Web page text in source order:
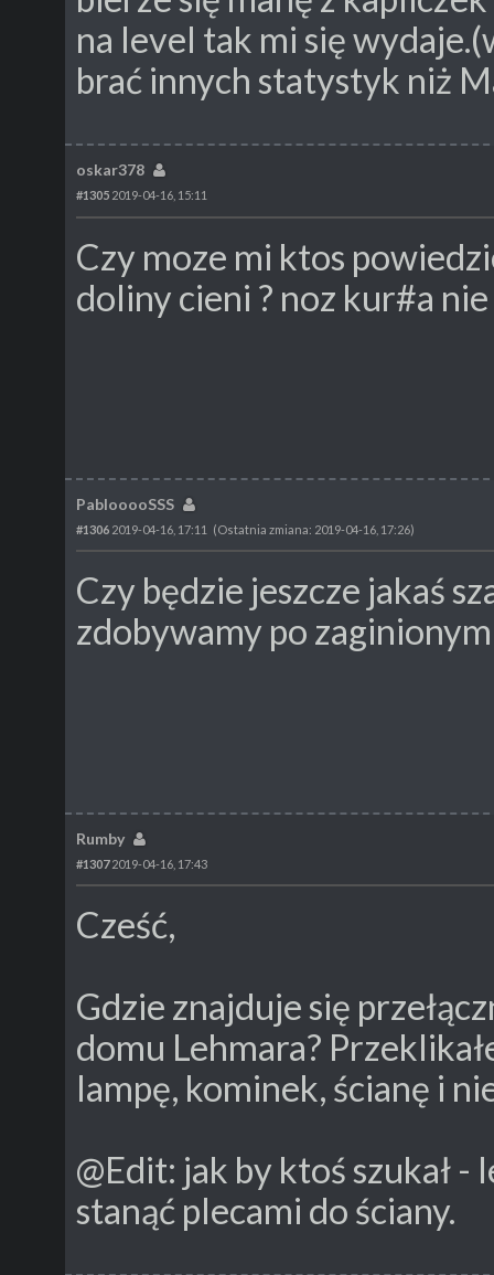
na level tak mi się
brać innych statystyk niż
oskar378
#1305 2019-04-16, 15:11
Czy moze mi ktos
doliny cieni ? noz kur#a nie
PablooooSSS
#1306 2019-04-16, 17:11 (Ostatnia zmiana: 2019-04-16, 17:26)
Czy będzie jeszcze jakaś
zdobywamy po
Rumby
#13072019-04-16, 17:43
Cześć,
Gdzie znajduje się
domu Lehmara?
lampę, kominek, ścianę i
@Edit: jak by ktoś szukał
stanąć plecami do ściany.